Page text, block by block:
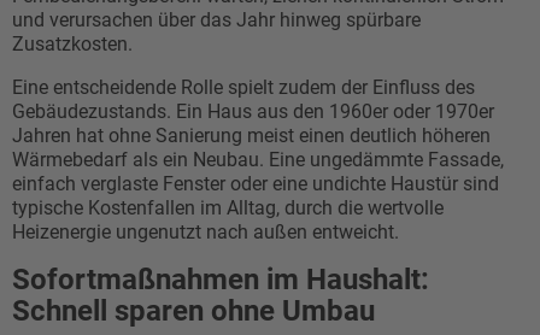
und verursachen über das Jahr hinweg spürbare
Zusatzkosten.
Eine entscheidende Rolle spielt zudem der Einfluss des
Gebäudezustands. Ein Haus aus den 1960er oder 1970er
Jahren hat ohne Sanierung meist einen deutlich höheren
Wärmebedarf als ein Neubau. Eine ungedämmte Fassade,
einfach verglaste Fenster oder eine undichte Haustür sind
typische Kostenfallen im Alltag, durch die wertvolle
Heizenergie ungenutzt nach außen entweicht.
Sofortmaßnahmen im Haushalt:
Schnell sparen ohne Umbau